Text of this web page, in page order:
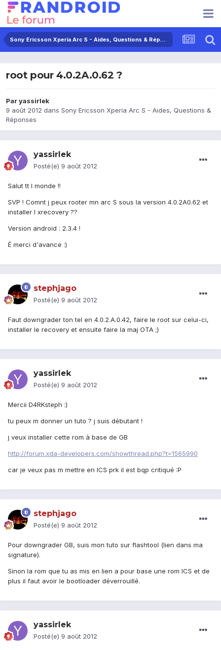
Sony Ericsson Xperia Arc S - Aides, Questions & Réponses
root pour 4.0.2A.0.62 ?
Paryassirlek
9 août 2012 dans Sony Ericsson Xperia Arc S - Aides, Questions &
Réponses
yassirlek
Posté(e) 9 août 2012
Salut tt l monde !!
SVP ! Comnt j peux rooter mn arc S sous la version 4.0.2A0.62 et
installer l xrecovery ??
Version android : 2.3.4 !
É merci d'avance :)
stephjago
Posté(e) 9 août 2012
Faut downgrader ton tel en 4.0.2.A.0.42, faire le root sur celui-ci,
installer le recovery et ensuite faire la maj OTA ;)
yassirlek
Posté(e) 9 août 2012
Mercii D4RKsteph :)
tu peux m donner un tuto ? j suis débutant !
j veux installer cette rom à base de GB
http://forum.xda-developers.com/showthread.php?t=1565990
car je veux pas m mettre en ICS prk il est bqp critiqué :P
stephjago
Posté(e) 9 août 2012
Pour downgrader GB, suis mon tuto sur flashtool (lien dans ma
signature).
Sinon la rom que tu as mis en lien a pour base une rom ICS et de
plus il faut avoir le bootloader déverrouillé.
yassirlek
Posté(e) 9 août 2012